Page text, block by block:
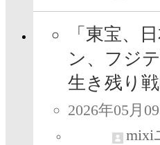
「東宝、
ン、フジ
生き残り戦
2026年05月
mixi